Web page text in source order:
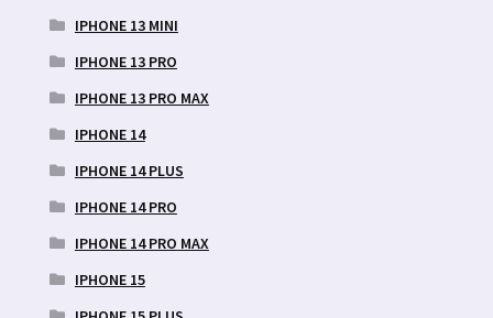
IPHONE 13 MINI
IPHONE 13 PRO
IPHONE 13 PRO MAX
IPHONE 14
IPHONE 14 PLUS
IPHONE 14 PRO
IPHONE 14 PRO MAX
IPHONE 15